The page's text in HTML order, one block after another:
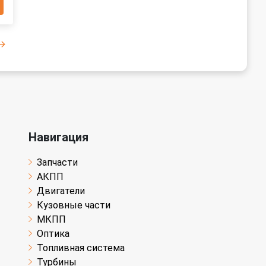
Навигация
Запчасти
АКПП
Двигатели
Кузовные части
МКПП
Оптика
Топливная система
Турбины